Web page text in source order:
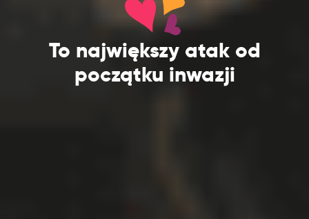
To największy atak od
początku inwazji